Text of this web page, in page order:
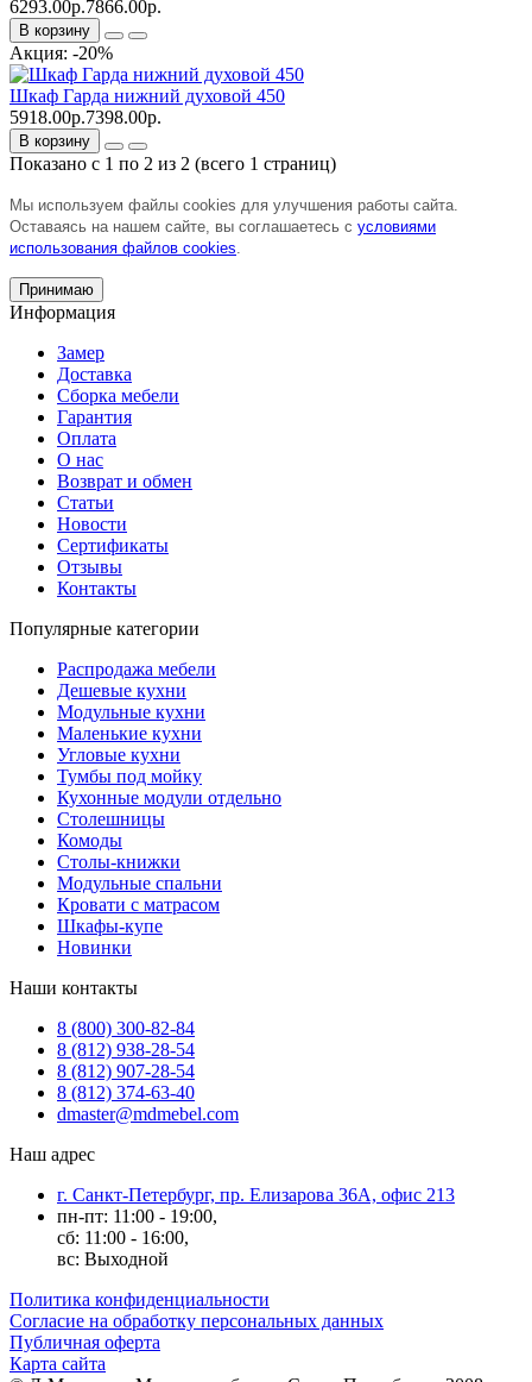
6293.00р.7866.00р.
В корзину
Акция: -20%
Шкаф Гарда нижний духовой 450
5918.00р.7398.00р.
В корзину
Показано с 1 по 2 из 2 (всего 1 страниц)
Мы используем файлы cookies для улучшения работы сайта.
Оставаясь на нашем сайте, вы соглашаетесь с условиями
использования файлов cookies.
Принимаю
Информация
Замер
Доставка
Сборка мебели
Гарантия
Оплата
О нас
Возврат и обмен
Статьи
Новости
Сертификаты
Отзывы
Контакты
Популярные категории
Распродажа мебели
Дешевые кухни
Модульные кухни
Маленькие кухни
Угловые кухни
Тумбы под мойку
Кухонные модули отдельно
Столешницы
Комоды
Столы-книжки
Модульные спальни
Кровати с матрасом
Шкафы-купе
Новинки
Наши контакты
8 (800) 300-82-84
8 (812) 938-28-54
8 (812) 907-28-54
8 (812) 374-63-40
dmaster@mdmebel.com
Наш адрес
г. Санкт-Петербург, пр. Елизарова 36А, офис 213
пн-пт: 11:00 - 19:00,
сб: 11:00 - 16:00,
вс: Выходной
Политика конфиденциальности
Согласие на обработку персональных данных
Публичная оферта
Карта сайта